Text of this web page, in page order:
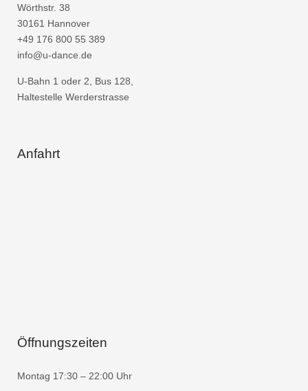
Wörthstr. 38
30161 Hannover
+49 176 800 55 389
info@u-dance.de
U-Bahn 1 oder 2, Bus 128,
Haltestelle Werderstrasse
Anfahrt
Öffnungszeiten
Montag 17:30 – 22:00 Uhr